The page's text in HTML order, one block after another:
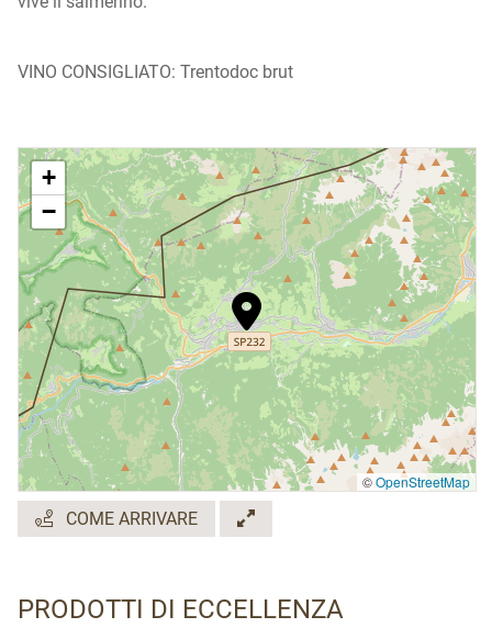
VINO CONSIGLIATO: Trentodoc brut
+
−
©OpenStreetMap
COME ARRIVARE
PRODOTTI DI ECCELLENZA